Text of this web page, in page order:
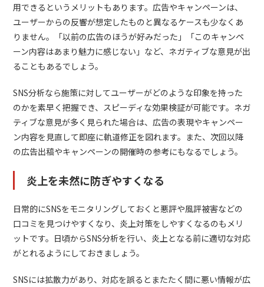
用できるというメリットもあります。広告やキャンペーンは、
ユーザーからの反響が想定したものと異なるケースも少なくあ
りません。「以前の広告のほうが好みだった」「このキャンペ
ーン内容はあまり魅力に感じない」など、ネガティブな意見が出
ることもあるでしょう。
SNS分析なら施策に対してユーザーがどのような印象を持った
のかを素早く把握でき、スピーディな効果検証が可能です。ネガ
ティブな意見が多く見られた場合は、広告の表現やキャンペー
ン内容を見直して即座に軌道修正を図れます。また、次回以降
の広告出稿やキャンペーンの開催時の参考にもなるでしょう。
炎上を未然に防ぎやすくなる
日常的にSNSをモニタリングしておくと悪評や風評被害などの
口コミを見つけやすくなり、炎上対策をしやすくなるのもメリ
ットです。日頃からSNS分析を行い、炎上となる前に適切な対応
がとれるようにしておきましょう。
SNSには拡散力があり、対応を誤るとまたたく間に悪い情報が広